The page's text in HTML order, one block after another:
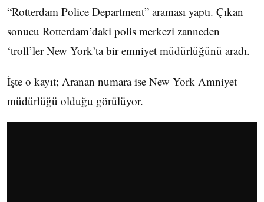
“Rotterdam Police Department” araması yaptı. Çıkan
sonucu Rotterdam’daki polis merkezi zanneden
‘troll’ler New York’ta bir emniyet müdürlüğünü aradı.
İşte o kayıt; Aranan numara ise New York Amniyet
müdürlüğü olduğu görülüyor.